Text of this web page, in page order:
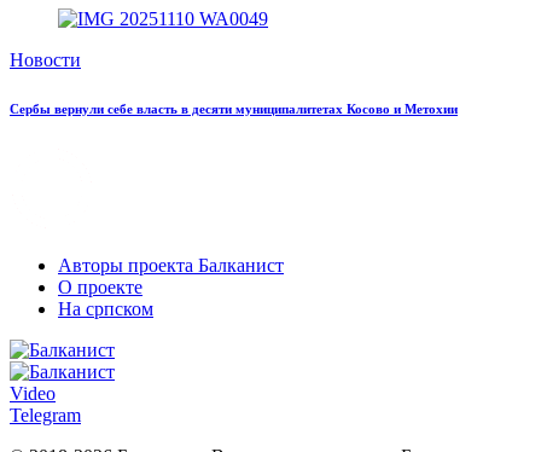
Новости
Сербы вернули себе власть в десяти муниципалитетах Косово и Метохии
Авторы проекта Балканист
О проекте
На српском
Video
Telegram